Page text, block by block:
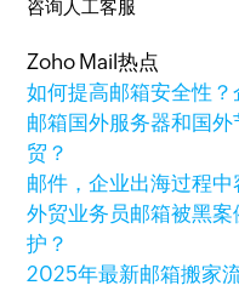
咨询人工客服
Zoho Mail热点
如何提高邮箱安全性
邮箱国外服务器和国
贸？
邮件，企业出海过程中
外贸业务员邮箱被黑
护？
2025年最新邮箱搬家